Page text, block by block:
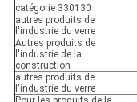
catégorie 330130
autres produits de
l'industrie du verre
Autres produits de
l'industrie de la
construction
autres produits de
l'industrie du verre